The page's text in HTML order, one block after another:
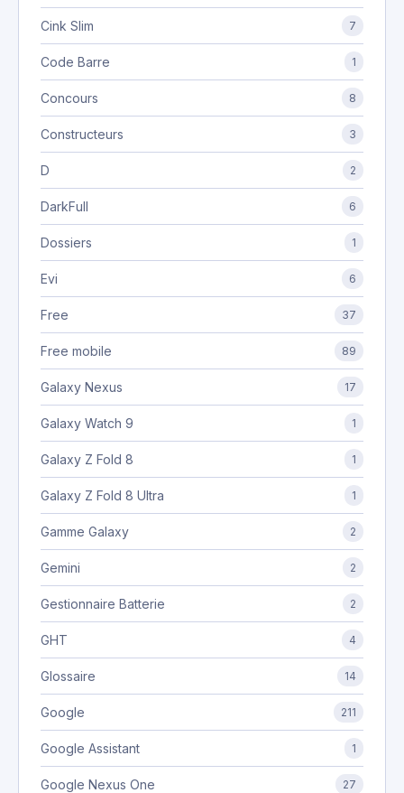
Cink Slim 7
Code Barre 1
Concours 8
Constructeurs 3
D 2
DarkFull 6
Dossiers 1
Evi 6
Free 37
Free mobile 89
Galaxy Nexus 17
Galaxy Watch 9 1
Galaxy Z Fold 8 1
Galaxy Z Fold 8 Ultra 1
Gamme Galaxy 2
Gemini 2
Gestionnaire Batterie 2
GHT 4
Glossaire 14
Google 211
Google Assistant 1
Google Nexus One 27